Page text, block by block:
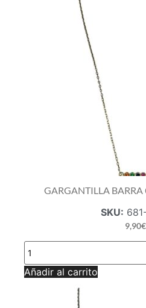
GARGANTILLA BARRA
SKU:
9,90€
GARGANTILLA
BARRA
CHACRA
B.O.A
Añadir al carrito